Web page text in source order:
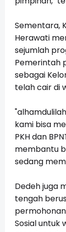
Sementara,
Herawati
sejumlah
Pemerintah
sebagai
telah cair di
kami bisa
PKH dan
membantu
sedang
Dedeh juga
tengah
Sosial untuk